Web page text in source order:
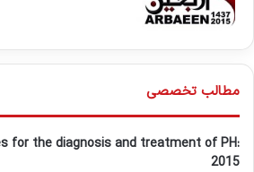
مطالب تخصصی
for the diagnosis and treatment of PH:
2015